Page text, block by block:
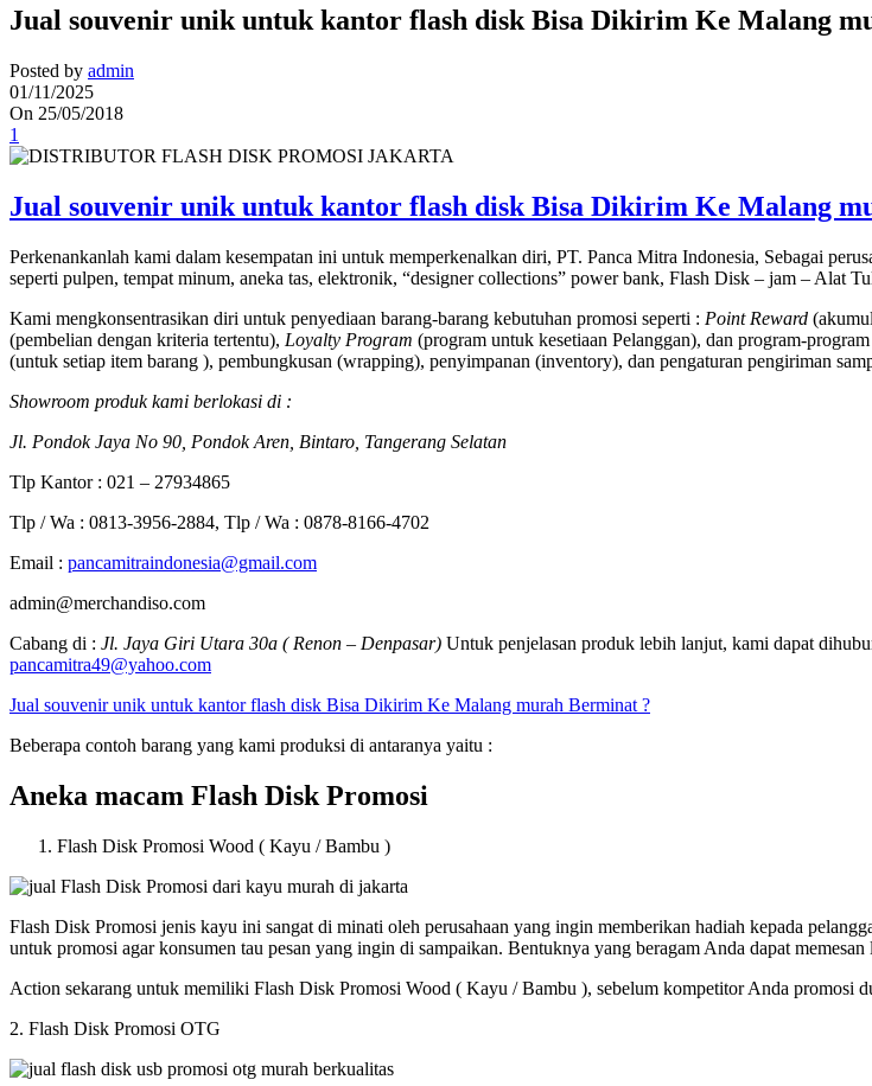
Jual souvenir unik untuk kantor flash disk Bisa Dikirim Ke Malang
Posted by admin
01/11/2025
On 25/05/2018
1
Jual souvenir unik untuk kantor flash disk Bisa Dikirim Ke Malang
Perkenankanlah kami dalam kesempatan ini untuk memperkenalkan diri, PT. Panca Mitra Indonesia, Sebagai
seperti pulpen, tempat minum, aneka tas, elektronik, “designer collections” power bank, Flash Disk – jam – Alat
Kami mengkonsentrasikan diri untuk penyediaan barang-barang kebutuhan promosi seperti : Point Reward
(pembelian dengan kriteria tertentu), Loyalty Program (program untuk kesetiaan Pelanggan), dan program-
(untuk setiap item barang ), pembungkusan (wrapping), penyimpanan (inventory), dan pengaturan pengiriman
Showroom produk kami berlokasi di :
Jl. Pondok Jaya No 90, Pondok Aren, Bintaro, Tangerang Selatan
Tlp Kantor : 021 – 27934865
Tlp / Wa : 0813-3956-2884, Tlp / Wa : 0878-8166-4702
Email : pancamitraindonesia@gmail.com
admin@merchandiso.com
Cabang di : Jl. Jaya Giri Utara 30a ( Renon – Denpasar) Untuk penjelasan produk lebih lanjut, kami dapat
pancamitra49@yahoo.com
Jual souvenir unik untuk kantor flash disk Bisa Dikirim Ke Malang murah Berminat ?
Beberapa contoh barang yang kami produksi di antaranya yaitu :
Aneka macam Flash Disk Promosi
Flash Disk Promosi Wood ( Kayu / Bambu )
Flash Disk Promosi jenis kayu ini sangat di minati oleh perusahaan yang ingin memberikan hadiah kepada
untuk promosi agar konsumen tau pesan yang ingin di sampaikan. Bentuknya yang beragam Anda dapat
Action sekarang untuk memiliki Flash Disk Promosi Wood ( Kayu / Bambu ), sebelum kompetitor Anda promosi
2. Flash Disk Promosi OTG